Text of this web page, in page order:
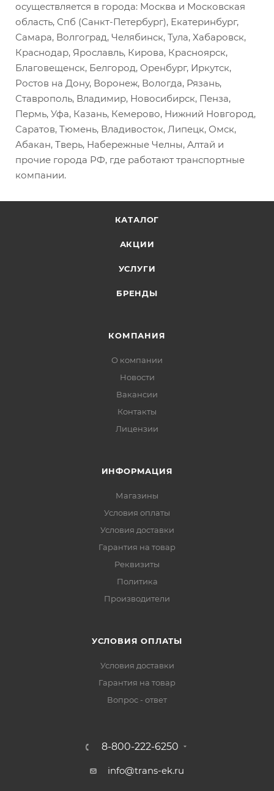
осуществляется в города: Москва и Московская
область, Спб (Санкт-Петербург), Екатеринбург,
Самара, Волгоград, Челябинск, Тула, Хабаровск,
Краснодар, Ярославль, Кирова, Красноярск,
Благовещенск, Белгород, Оренбург, Иркутск,
Ростов на Дону, Воронеж, Вологда, Рязань,
Ставрополь, Владимир, Новосибирск, Пенза,
Пермь, Уфа, Казань, Кемерово, Нижний Новгород,
Саратов, Тюмень, Владивосток, Липецк, Омск,
Абакан, Тверь, Набережные Челны, Алтай и
прочие города РФ, где работают транспортные
компании.
КАТАЛОГ
АКЦИИ
УСЛУГИ
БРЕНДЫ
КОМПАНИЯ
О компании
Новости
Вакансии
Контакты
Лицензии
ИНФОРМАЦИЯ
Магазины
Условия оплаты
Условия доставки
Гарантия на товар
Реквизиты
Политика
Производители
УСЛОВИЯ ОПЛАТЫ
Условия доставки
Гарантия на товар
Вопрос - ответ
8-800-222-6250
info@trans-ek.ru